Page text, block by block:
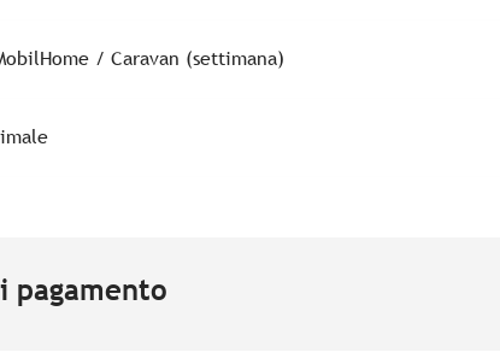
/ Caravan (settimana)
pagamento